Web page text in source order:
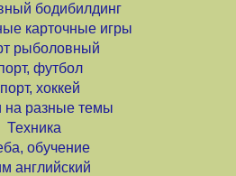
бодибилдинг
карточные игры
рыболовный
футбол
хоккей
на разные темы
Техника
обучение
английский